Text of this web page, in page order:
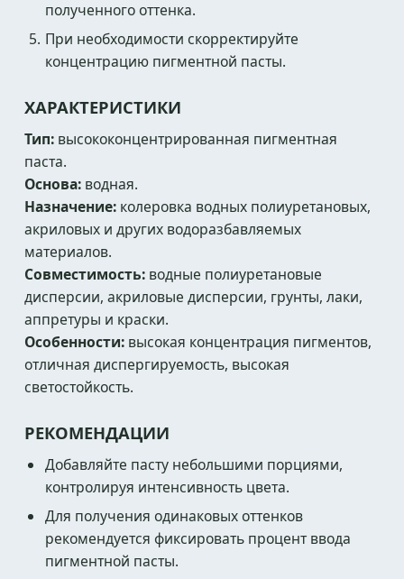
полученного оттенка.
При необходимости скорректируйте
концентрацию пигментной пасты.
ХАРАКТЕРИСТИКИ
Тип: высококонцентрированная пигментная
паста.
Основа: водная.
Назначение: колеровка водных полиуретановых,
акриловых и других водоразбавляемых
материалов.
Совместимость: водные полиуретановые
дисперсии, акриловые дисперсии, грунты, лаки,
аппретуры и краски.
Особенности: высокая концентрация пигментов,
отличная диспергируемость, высокая
светостойкость.
РЕКОМЕНДАЦИИ
Добавляйте пасту небольшими порциями,
контролируя интенсивность цвета.
Для получения одинаковых оттенков
рекомендуется фиксировать процент ввода
пигментной пасты.